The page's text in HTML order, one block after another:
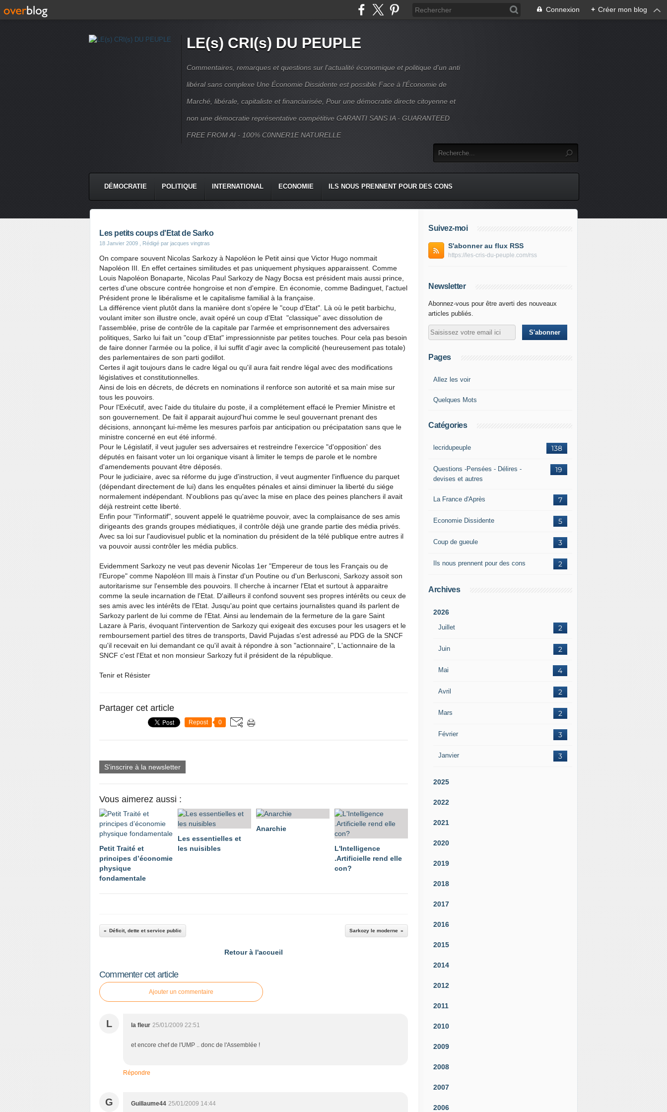
Connexion + Créer mon blog
LE(s) CRI(s) DU PEUPLE
Commentaires, remarques et questions sur l'actualité économique et politique d'un anti
libéral sans complexe Une Économie Dissidente est possible Face à l'Économie de
Marché, libérale, capitaliste et financiarisée, Pour une démocratie directe citoyenne et
non une démocratie représentative compétitive GARANTI SANS IA - GUARANTEED
FREE FROM AI - 100% C0NNER1E NATURELLE
DÉMOCRATIE POLITIQUE INTERNATIONAL ECONOMIE ILS NOUS PRENNENT POUR DES CONS
Les petits coups d'Etat de Sarko
18 Janvier 2009 , Rédigé par jacques vingtras
On compare souvent Nicolas Sarkozy à Napoléon le Petit ainsi que Victor Hugo nommait
Napoléon III. En effet certaines similitudes et pas uniquement physiques apparaissent. Comme
Louis Napoléon Bonaparte, Nicolas Paul Sarkozy de Nagy Bocsa est président mais aussi prince,
certes d'une obscure contrée hongroise et non d'empire. En économie, comme Badinguet, l'actuel
Président prone le libéralisme et le capitalisme familial à la française.
La différence vient plutôt dans la manière dont s'opére le "coup d'Etat". Là où le petit barbichu,
voulant imiter son illustre oncle, avait opéré un coup d'Etat "classique" avec dissolution de
l'assemblée, prise de contrôle de la capitale par l'armée et emprisonnement des adversaires
politiques, Sarko lui fait un "coup d'Etat" impressionniste par petites touches. Pour cela pas besoin
de faire donner l'armée ou la police, il lui suffit d'agir avec la complicité (heureusement pas totale)
des parlementaires de son parti godillot.
Certes il agit toujours dans le cadre légal ou qu'il aura fait rendre légal avec des modifications
législatives et constitutionnelles.
Ainsi de lois en décrets, de décrets en nominations il renforce son autorité et sa main mise sur
tous les pouvoirs.
Pour l'Exécutif, avec l'aide du titulaire du poste, il a complétement effacé le Premier Ministre et
son gouvernement. De fait il apparait aujourd'hui comme le seul gouvernant prenant des
décisions, annonçant lui-même les mesures parfois par anticipation ou précipatation sans que le
ministre concerné en eut été informé.
Pour le Législatif, il veut juguler ses adversaires et restreindre l'exercice "d'opposition' des
députés en faisant voter un loi organique visant à limiter le temps de parole et le nombre
d'amendements pouvant être déposés.
Pour le judiciaire, avec sa réforme du juge d'instruction, il veut augmenter l'influence du parquet
(dépendant directement de lui) dans les enquêtes pénales et ainsi diminuer la liberté du siége
normalement indépendant. N'oublions pas qu'avec la mise en place des peines planchers il avait
déjà restreint cette liberté.
Enfin pour "l'informatif", souvent appelé le quatrième pouvoir, avec la complaisance de ses amis
dirigeants des grands groupes médiatiques, il contrôle déjà une grande partie des média privés.
Avec sa loi sur l'audiovisuel public et la nomination du président de la télé publique entre autres il
va pouvoir aussi contrôler les média publics.
Evidemment Sarkozy ne veut pas devenir Nicolas 1er "Empereur de tous les Français ou de
l'Europe" comme Napoléon III mais à l'instar d'un Poutine ou d'un Berlusconi, Sarkozy assoit son
autoritarisme sur l'ensemble des pouvoirs. Il cherche à incarner l'Etat et surtout à apparaitre
comme la seule incarnation de l'Etat. D'ailleurs il confond souvent ses propres intérêts ou ceux de
ses amis avec les intérêts de l'Etat. Jusqu'au point que certains journalistes quand ils parlent de
Sarkozy parlent de lui comme de l'Etat. Ainsi au lendemain de la fermeture de la gare Saint
Lazare à Paris, évoquant l'intervention de Sarkozy qui exigeait des excuses pour les usagers et le
remboursement partiel des titres de transports, David Pujadas s'est adressé au PDG de la SNCF
qu'il recevait en lui demandant ce qu'il avait à répondre à son "actionnaire", L'actionnaire de la
SNCF c'est l'Etat et non monsieur Sarkozy fut il président de la république.
Tenir et Résister
Partager cet article
Repost 0
S'inscrire à la newsletter
Vous aimerez aussi :
Petit Traité et
principes d’économie
physique
fondamentale
Les essentielles et
les nuisibles
Anarchie
L'Intelligence
.Artificielle rend elle
con?
Déficit, dette et service public Sarkozy le moderne
Retour à l'accueil
Commenter cet article
Ajouter un commentaire
L la fleur 25/01/2009 22:51
et encore chef de l'UMP .. donc de l'Assemblée !
Répondre
G Guillaume44 25/01/2009 14:44
Suivez-moi
S'abonner au flux RSS
https://les-cris-du-peuple.com/rss
Newsletter
Abonnez-vous pour être averti des nouveaux
articles publiés.
Pages
Allez les voir
Quelques Mots
Catégories
138
lecridupeuple
19
Questions -Pensées - Délires -
devises et autres
7
La France d'Après
5
Economie Dissidente
3
Coup de gueule
2
Ils nous prennent pour des cons
Archives
2026
Juillet 2
Juin 2
Mai 4
Avril 2
Mars 2
Février 3
Janvier 3
2025
2022
2021
2020
2019
2018
2017
2016
2015
2014
2012
2011
2010
2009
2008
2007
2006